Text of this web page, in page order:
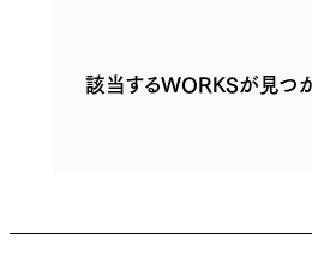
該当するWORKSが見つか